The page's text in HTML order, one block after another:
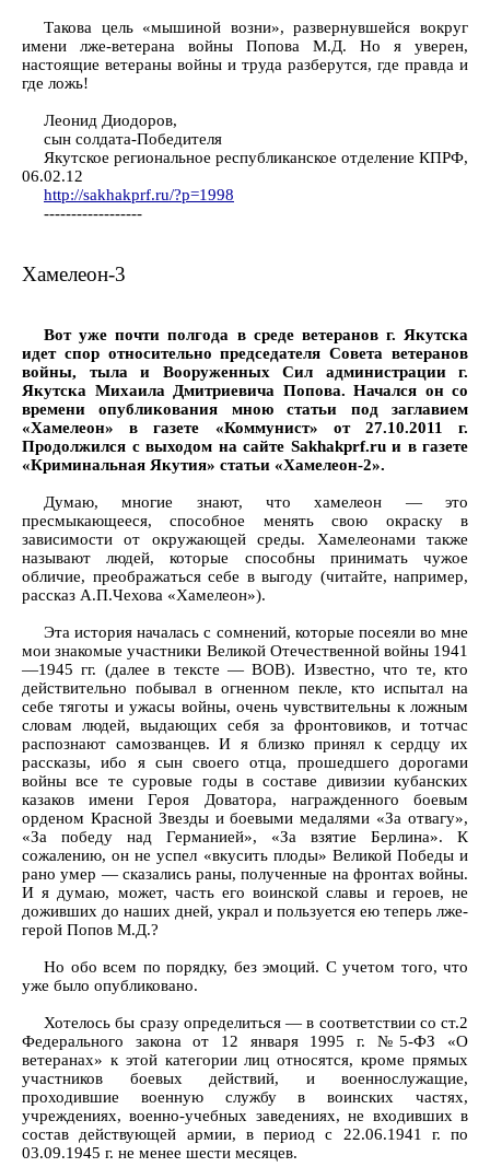
Такова цель «мышиной возни», развернувшейся вокруг
имени лже-ветерана войны Попова М.Д. Но я уверен,
настоящие ветераны войны и труда разберутся, где правда и
где ложь!
Леонид Диодоров,
сын солдата-Победителя
Якутское региональное республиканское отделение КПРФ,
06.02.12
http://sakhakprf.ru/?p=1998
------------------
Хамелеон-3
Вот уже почти полгода в среде ветеранов г. Якутска
идет спор относительно председателя Совета ветеранов
войны, тыла и Вооруженных Сил администрации г.
Якутска Михаила Дмитриевича Попова. Начался он со
времени опубликования мною статьи под заглавием
«Хамелеон» в газете «Коммунист» от 27.10.2011 г.
Продолжился с выходом на сайте Sakhakprf.ru и в газете
«Криминальная Якутия» статьи «Хамелеон-2».
Думаю, многие знают, что хамелеон — это
пресмыкающееся, способное менять свою окраску в
зависимости от окружающей среды. Хамелеонами также
называют людей, которые способны принимать чужое
обличие, преображаться себе в выгоду (читайте, например,
рассказ А.П.Чехова «Хамелеон»).
Эта история началась с сомнений, которые посеяли во мне
мои знакомые участники Великой Отечественной войны 1941
—1945 гг. (далее в тексте — ВОВ). Известно, что те, кто
действительно побывал в огненном пекле, кто испытал на
себе тяготы и ужасы войны, очень чувствительны к ложным
словам людей, выдающих себя за фронтовиков, и тотчас
распознают самозванцев. И я близко принял к сердцу их
рассказы, ибо я сын своего отца, прошедшего дорогами
войны все те суровые годы в составе дивизии кубанских
казаков имени Героя Доватора, награжденного боевым
орденом Красной Звезды и боевыми медалями «За отвагу»,
«За победу над Германией», «За взятие Берлина». К
сожалению, он не успел «вкусить плоды» Великой Победы и
рано умер — сказались раны, полученные на фронтах войны.
И я думаю, может, часть его воинской славы и героев, не
доживших до наших дней, украл и пользуется ею теперь лже-
герой Попов М.Д.?
Но обо всем по порядку, без эмоций. С учетом того, что
уже было опубликовано.
Хотелось бы сразу определиться — в соответствии со ст.2
Федерального закона от 12 января 1995 г. №5-ФЗ «О
ветеранах» к этой категории лиц относятся, кроме прямых
участников боевых действий, и военнослужащие,
проходившие военную службу в воинских частях,
учреждениях, военно-учебных заведениях, не входивших в
состав действующей армии, в период с 22.06.1941 г. по
03.09.1945 г. не менее шести месяцев.